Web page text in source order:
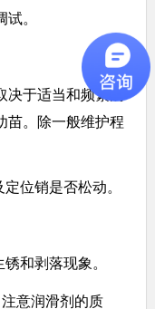
。
决于适当和频繁的
苗。除一般维护程
位销是否松动。
和剥落现象。
意润滑剂的质